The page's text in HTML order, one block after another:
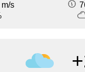
m/s